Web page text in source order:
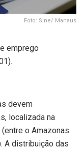
Foto: Sine/ Manaus
emprego
devem
localizada na
o Amazonas
A distribuição das